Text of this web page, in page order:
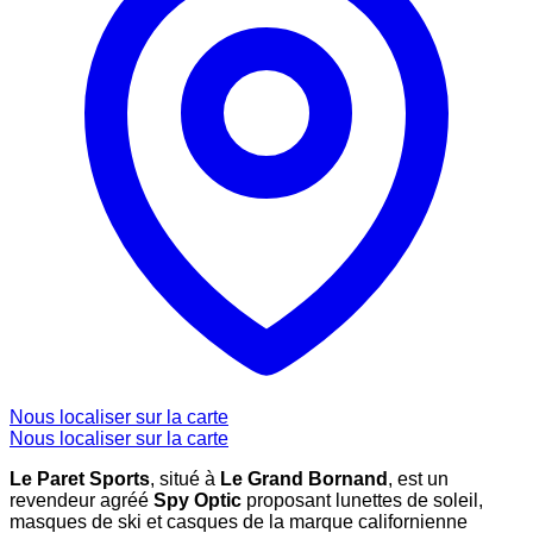
Nous localiser sur la carte
Nous localiser sur la carte
Le Paret Sports, situé à Le Grand Bornand , est un
revendeur agréé Spy Optic proposant lunettes de soleil,
masques de ski et casques de la marque californienne